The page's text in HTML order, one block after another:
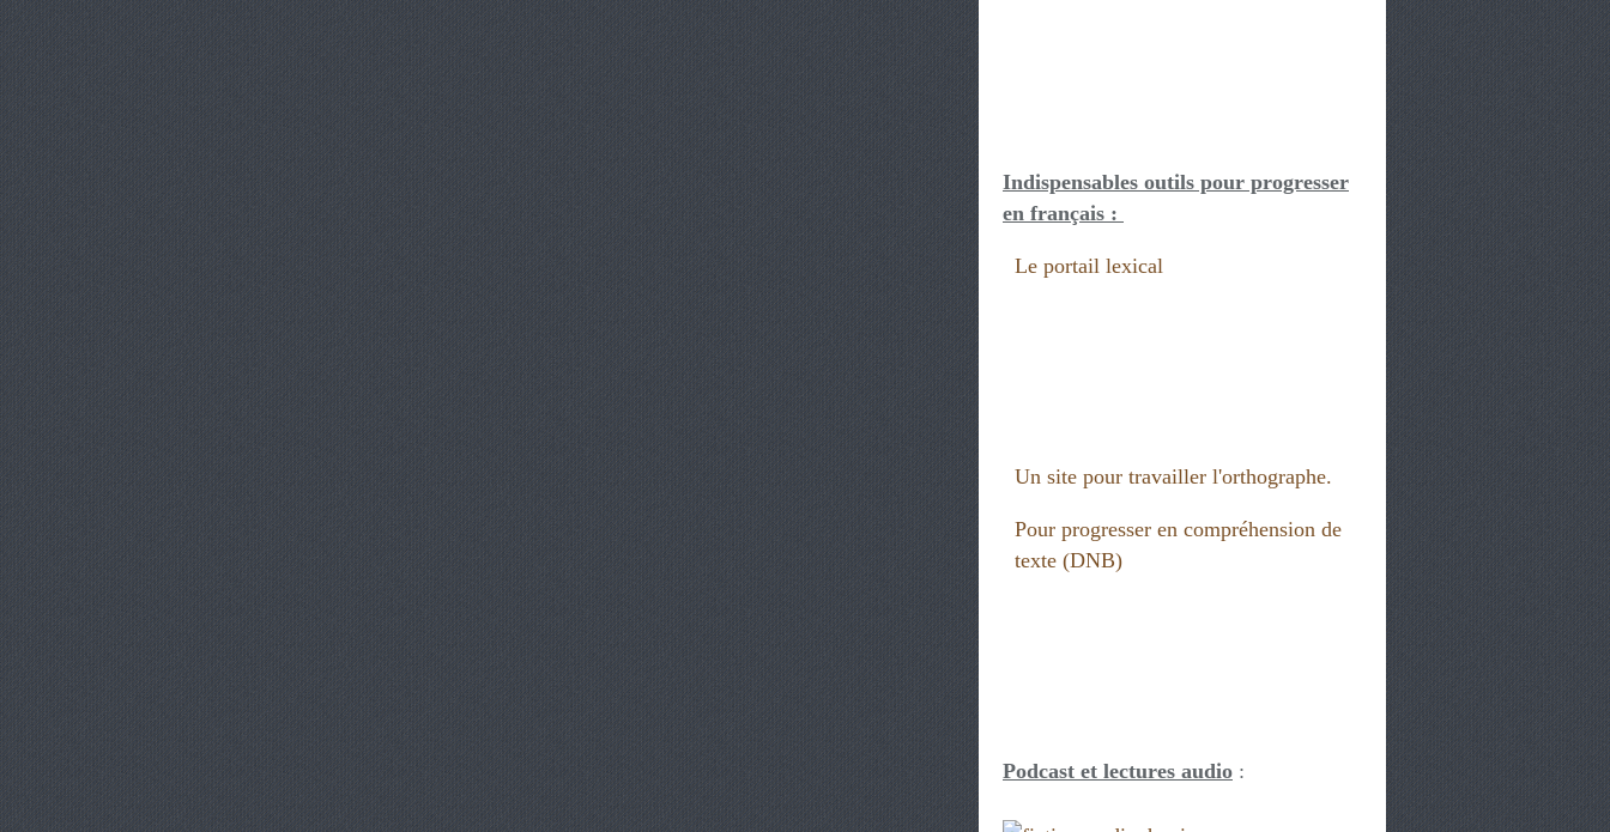
Indispensables outils pour progresser
en français :
Le portail lexical
Un site pour travailler l'orthographe.
Pour progresser en compréhension de
texte (DNB)
Podcast et lectures audio :